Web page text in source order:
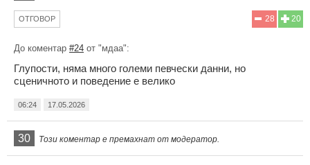
20
28
ОТГОВОР
До коментар #24 от "мдаа":
Глупости, няма много големи певчески данни, но
сценичното и поведение е велико
06:24 17.05.2026
30 Този коментар е премахнат от модератор.